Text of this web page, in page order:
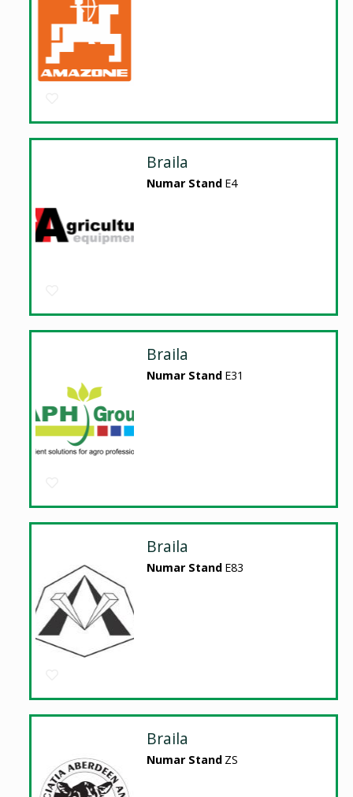
Braila
Numar Stand E4
Braila
Numar Stand E31
Braila
Numar Stand E83
Braila
Numar Stand ZS